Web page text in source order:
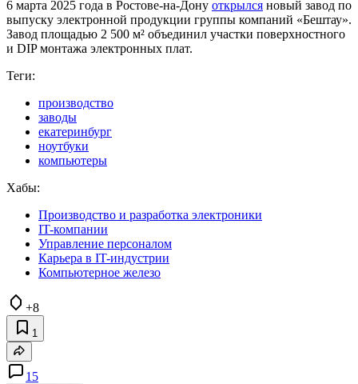
6 марта 2025 года в Ростове‑на‑Дону открылся новый завод по
выпуску электронной продукции группы компаний «Бештау».
Завод площадью 2 500 м² объединил участки поверхностного
и DIP монтажа электронных плат.
Теги:
производство
заводы
екатеринбург
ноутбуки
компьютеры
Хабы:
Производство и разработка электроники
IT-компании
Управление персоналом
Карьера в IT-индустрии
Компьютерное железо
+8
1
15